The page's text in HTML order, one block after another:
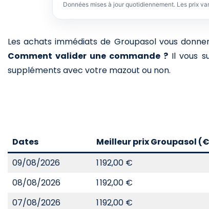
Données mises à jour quotidiennement. Les prix
Les achats immédiats de Groupasol vous
Comment valider une commande ? Il vous
suppléments avec votre mazout ou non.
Dates Meilleur prix Groupasol
09/08/2026
1 192,00 €
08/08/2026
1 192,00 €
07/08/2026
1 192,00 €